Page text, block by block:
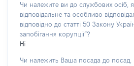
Чи належите ви до службових осіб,
відповідальне та особливо
відповідно до статті 50 Закону
запобігання корупції”?
Ні
Чи належить Ваша посада до посад,